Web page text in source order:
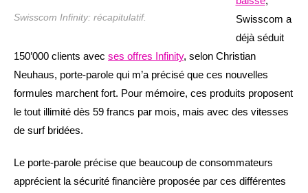
Swisscom Infinity: récapitulatif.
Swisscom a
déjà séduit
150’000 clients avec ses offres Infinity, selon Christian
Neuhaus, porte-parole qui m’a précisé que ces nouvelles
formules marchent fort. Pour mémoire, ces produits proposent
le tout illimité dès 59 francs par mois, mais avec des vitesses
de surf bridées.
Le porte-parole précise que beaucoup de consommateurs
apprécient la sécurité financière proposée par ces différentes